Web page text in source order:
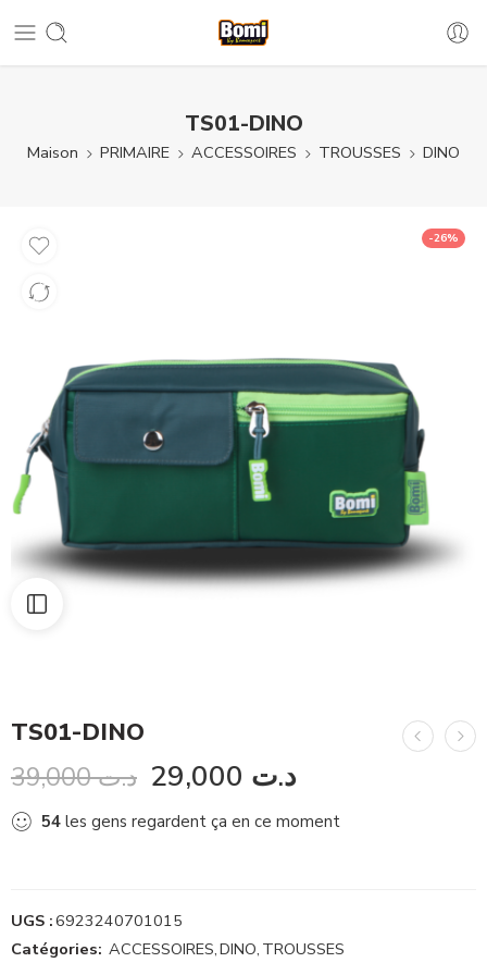
TS01-DINO
Maison PRIMAIRE ACCESSOIRES TROUSSES DINO
-26%
TS01-DINO
د.ت39,000 د.ت
54 les gens regardent ça en ce moment
UGS :6923240701015
Catégories: ACCESSOIRES,DINO, TROUSSES